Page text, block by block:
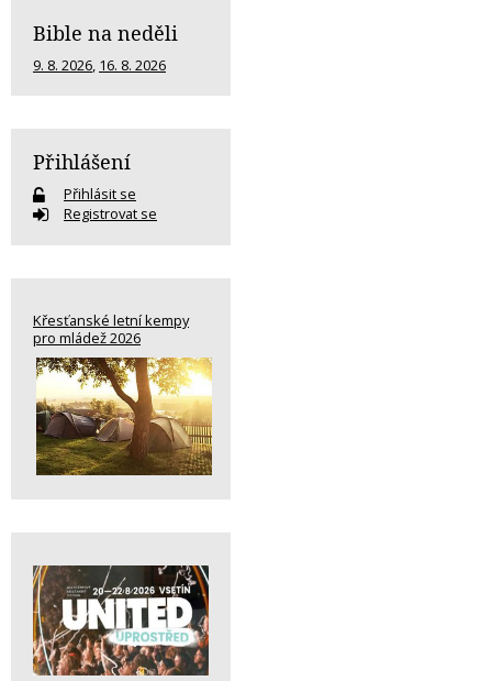
Bible na neděli
9. 8. 2026, 16. 8. 2026
Přihlášení
Přihlásit se
Registrovat se
Křesťanské letní kempy
pro mládež 2026